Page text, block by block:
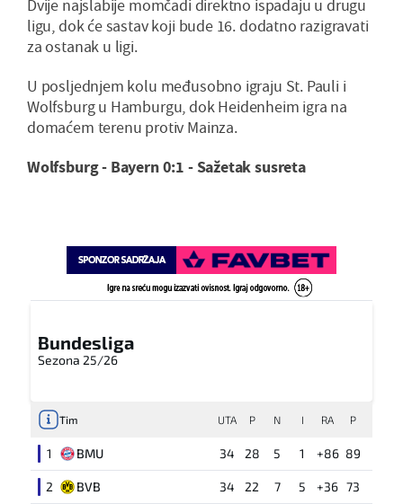
Dvije najslabije momčadi direktno ispadaju u drugu
ligu, dok će sastav koji bude 16. dodatno razigravati
za ostanak u ligi.
U posljednjem kolu međusobno igraju St. Pauli i
Wolfsburg u Hamburgu, dok Heidenheim igra na
domaćem terenu protiv Mainza.
Wolfsburg - Bayern 0:1 - Sažetak susreta
Bundesliga
Sezona 25/26
Tim UTA P N I RA P
1 BMU 34 28 5 1 +86 89
2 BVB 34 22 7 5 +36 73